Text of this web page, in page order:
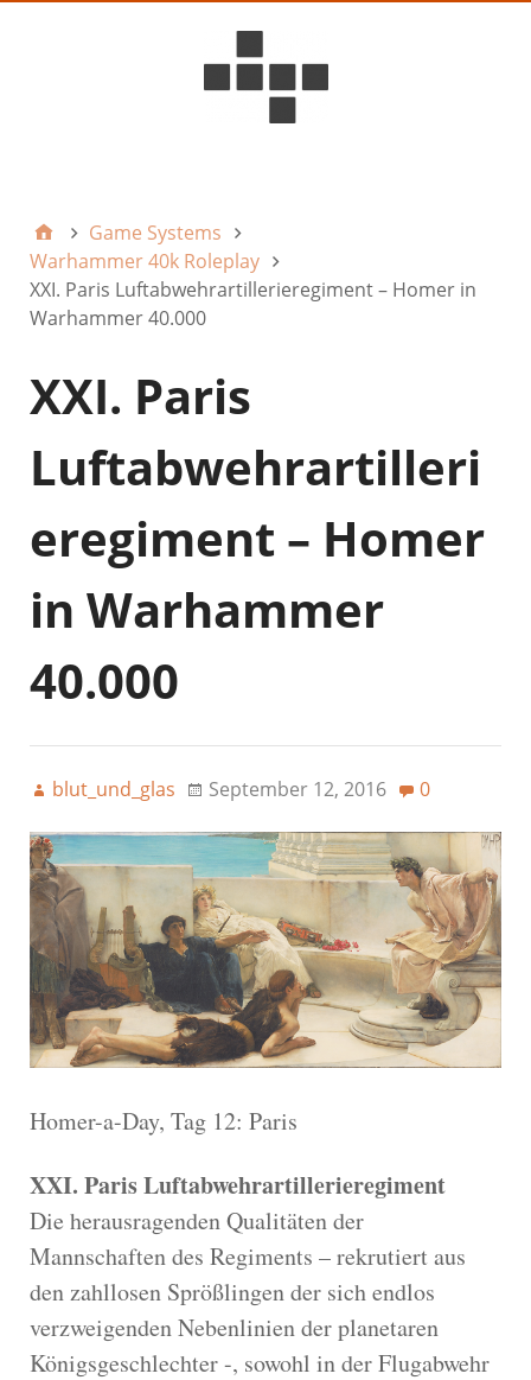
Game Systems
Warhammer 40k Roleplay
XXI. Paris Luftabwehrartillerieregiment – Homer in
Warhammer 40.000
XXI. Paris
Luftabwehrartilleri
eregiment – Homer
in Warhammer
40.000
blut_und_glas September 12, 2016 0
Homer-a-Day, Tag 12: Paris
XXI. Paris Luftabwehrartillerieregiment
Die herausragenden Qualitäten der
Mannschaften des Regiments – rekrutiert aus
den zahllosen Sprößlingen der sich endlos
verzweigenden Nebenlinien der planetaren
Königsgeschlechter -, sowohl in der Flugabwehr